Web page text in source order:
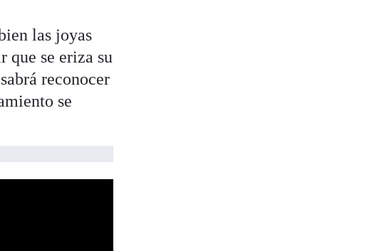
las joyas
que se eriza su
reconocer
se